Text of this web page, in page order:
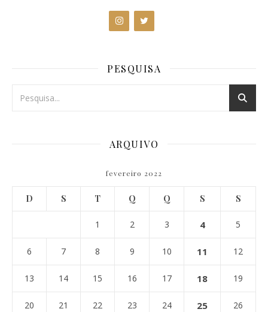
PESQUISA
ARQUIVO
fevereiro 2022
D S T Q Q S S
1 2 3 4 5
6 7 8 9 10 11 12
13 14 15 16 17 18 19
20 21 22 23 24 25 26